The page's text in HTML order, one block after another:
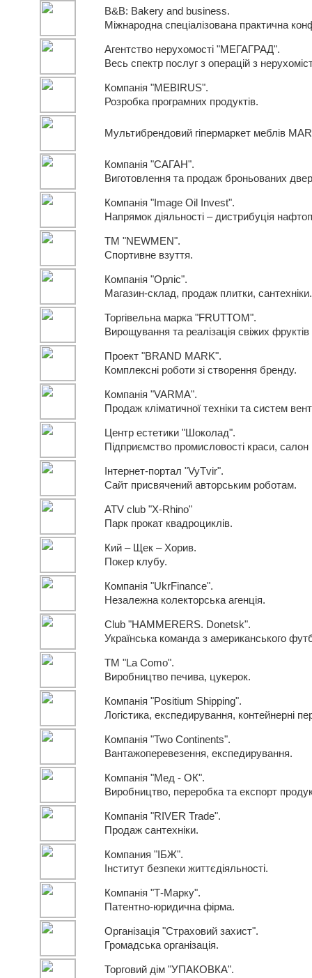
B&B: Bakery and business.
Міжнародна спеціалізована практична
Агентство нерухомості "МЕГАГРАД".
Весь спектр послуг з операцій з
Компанія "MEBIRUS".
Розробка програмних продуктів.
Мультибрендовий гіпермаркет меблів
Компанія "САГАН".
Виготовлення та продаж броньованих
Компанія "Image Oil Invest".
Напрямок діяльності – дистрибуція
ТМ "NEWMEN".
Спортивне взуття.
Компанія "Орліс".
Магазин-склад, продаж плитки, сантехніки.
Торгівельна марка "FRUTTOM".
Вирощування та реалізація свіжих фруктів
Проект "BRAND MARK".
Комплексні роботи зі створення бренду.
Компанія "VARMA".
Продаж кліматичної техніки та систем
Центр естетики "Шоколад".
Підприємство промисловості краси, салон
Інтернет-портал "VyTvir".
Сайт присвячений авторським роботам.
ATV club "X-Rhino"
Парк прокат квадроциклів.
Кий – Щек – Хорив.
Покер клубу.
Компанія "UkrFinance".
Незалежна колекторська агенція.
Club "HAMMERERS. Donetsk".
Українська команда з американського
ТМ "La Como".
Виробництво печива, цукерок.
Компанія "Positium Shipping".
Логістика, експедирування, контейнерні
Компанія "Two Continents".
Вантажоперевезення, експедирування.
Компанія "Мед - ОК".
Виробництво, переробка та експорт
Компанія "RIVER Trade".
Продаж сантехніки.
Компания "ІБЖ".
Інститут безпеки життєдіяльності.
Компанія "Т-Марку".
Патентно-юридична фірма.
Організація "Страховий захист".
Громадська організація.
Торговий дім "УПАКОВКА".